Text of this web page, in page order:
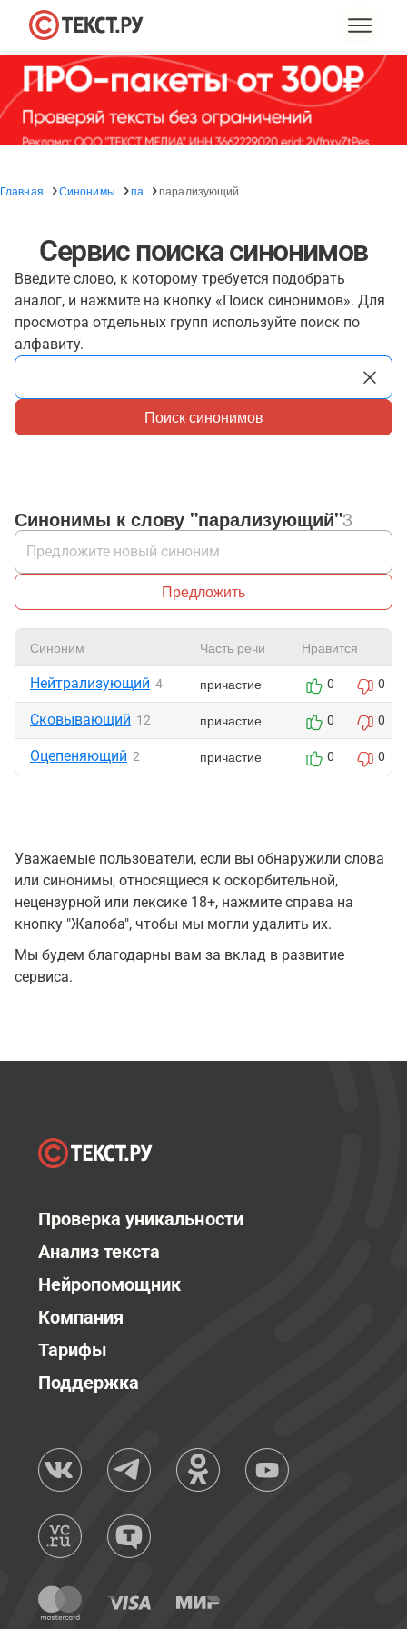
Главная Синонимы па парализующий
Сервис поиска синонимов
Введите слово, к которому требуется подобрать
аналог, и нажмите на кнопку «Поиск синонимов». Для
просмотра отдельных групп используйте поиск по
алфавиту.
Поиск синонимов
Синонимы к слову "парализующий"3
Предложить
Синоним Часть речи Нравится
Нейтрализующий 4 причастие 0 0
Сковывающий 12 причастие 0 0
Оцепеняющий 2 причастие 0 0
Уважаемые пользователи, если вы обнаружили слова
или синонимы, относящиеся к оскорбительной,
нецензурной или лексике 18+, нажмите справа на
кнопку "Жалоба", чтобы мы могли удалить их.
Мы будем благодарны вам за вклад в развитие
сервиса.
Проверка уникальности
Анализ текста
Нейропомощник
Компания
Тарифы
Поддержка